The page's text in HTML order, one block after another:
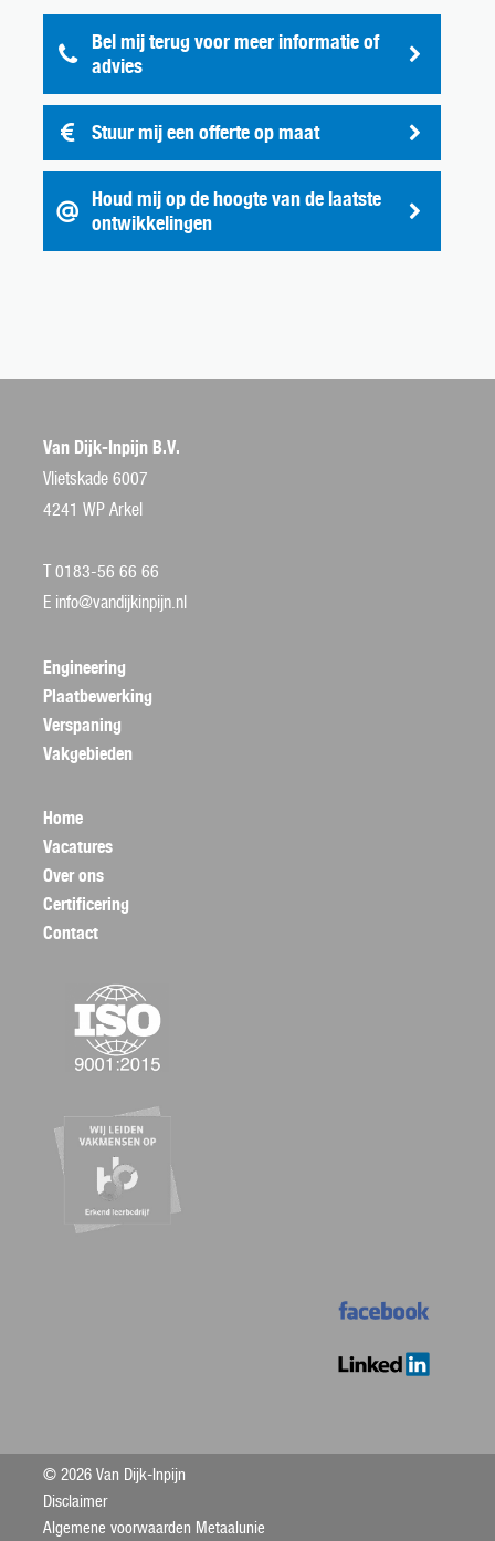
Bel mij terug voor meer informatie of
advies
Stuur mij een offerte op maat
Houd mij op de hoogte van de laatste
ontwikkelingen
Van Dijk-Inpijn B.V.
Vlietskade 6007
4241 WP Arkel
T 0183-56 66 66
E info@vandijkinpijn.nl
Engineering
Plaatbewerking
Verspaning
Vakgebieden
Home
Vacatures
Over ons
Certificering
Contact
© 2026 Van Dijk-Inpijn
Disclaimer
Algemene voorwaarden Metaalunie